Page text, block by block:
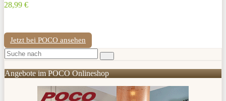
28,99 €
Jetzt bei POCO ansehen
Angebote im POCO Onlineshop